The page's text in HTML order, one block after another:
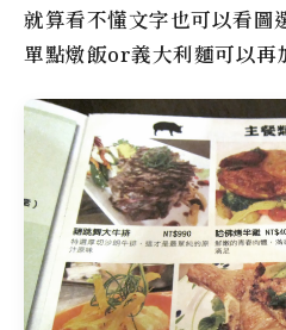
就算看不懂文字也可以看圖
單點燉飯or義大利麵可以再